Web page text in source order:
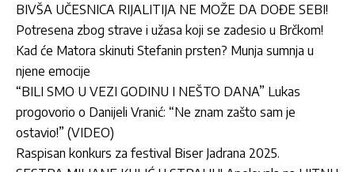
BIVŠA UČESNICA RIJALITIJA NE MOŽE DA DOĐE SEBI!
Potresena zbog strave i užasa koji se zadesio u Brčkom!
Kad će Matora skinuti Stefanin prsten? Munja sumnja u
njene emocije
“BILI SMO U VEZI GODINU I NEŠTO DANA” Lukas
progovorio o Danijeli Vranić: “Ne znam zašto sam je
ostavio!” (VIDEO)
Raspisan konkurs za festival Biser Jadrana 2025.